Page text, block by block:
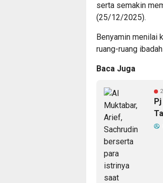
serta semakin
(25/12/2025).
Benyamin menilai
ruang-ruang
Baca Juga